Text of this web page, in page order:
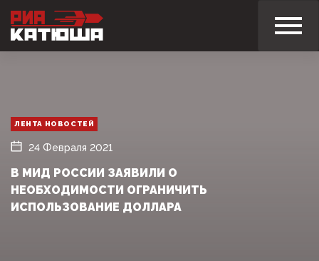
ЛЕНТА НОВОСТЕЙ
24 Февраля 2021
В МИД РОССИИ ЗАЯВИЛИ О
НЕОБХОДИМОСТИ ОГРАНИЧИТЬ
ИСПОЛЬЗОВАНИЕ ДОЛЛАРА